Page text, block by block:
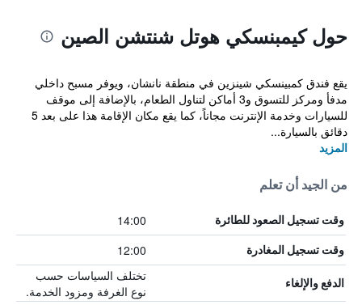
حول كيمبنسكي هوتل شنتشن الصين
يقع فندق كمبينسكي شينزين في منطقة نانشان، ويوفر مسبح داخلي
مدفأ ومركز للتسوق و3 أماكن لتناول الطعام، بالإضافة إلى موقف
للسيارات وخدمة الإنترنت مجاناً، كما يقع مكان الإقامة هذا على بعد 5
دقائق بالسيارة...
المزيد
من الجيد أن تعلم
وقت تسجيل الصعود للطائرة 14:00
وقت تسجيل المغادرة 12:00
الدفع والإلغاء
تختلف السياسات حسب
نوع الغرفة ومزود الخدمة.